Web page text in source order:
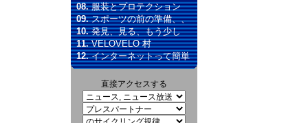
08.服装とプロテクション
09.スポーツの前の準備、、
10.発見、見る、もう少し
11.VELOVELO 村
12.インターネットって簡単
直接アクセスする